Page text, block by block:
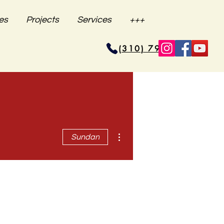
Projects Services +++
(310) 796-6625
Sundan